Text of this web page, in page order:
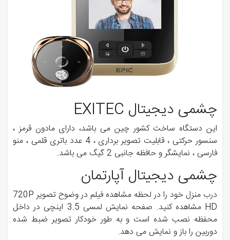
چشمی دیجیتال EXITEC
این دستگاه ساخت کشور چین می باشد، دارای مادون قرمز ،
سنسور حرکتی ، قابلیت تصویر برداری ، 4 عدد باتری قلمی ، منو
فارسی ، نمایشگر و حافظه جانبی 2 گیگ می باشد.
چشمی دیجیتال آپارتمان
درب منزل خود را در لحظه مشاهده فیلم در وضوح تصویر 720P
HD مشاهده کنید. صفحه نمایش لمسی 3.5 اینچی در داخل
محفظه نصب شده است و به طور خودکار تصویر ضبط شده
دوربین را باز و نمایش می دهد.